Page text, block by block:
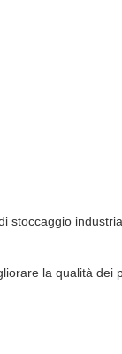
stoccaggio
la qualità dei